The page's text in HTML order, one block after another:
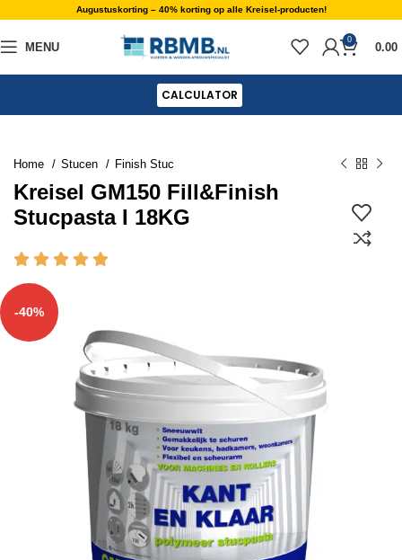
Augustuskorting – 40% korting op alle Kreisel-producten!
MENU
0
0.00
CALCULATOR
Home Stucen Finish Stuc
Kreisel GM150 Fill&Finish
Stucpasta I 18KG
-40%